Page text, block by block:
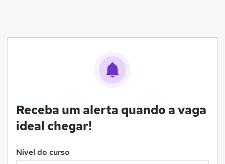
Receba um alerta quando a vaga
ideal chegar!
Nível do curso